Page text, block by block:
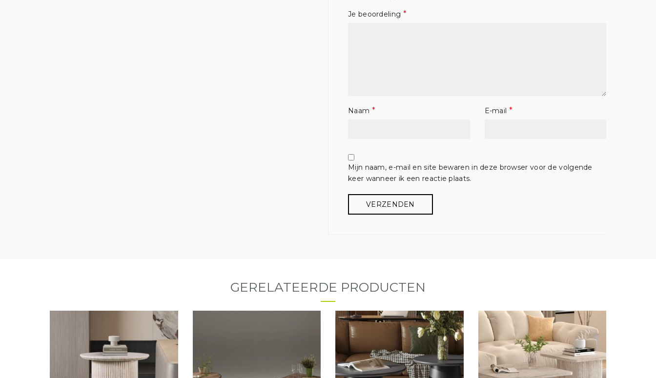
Je beoordeling *
Naam * E-mail *
Mijn naam, e-mail en site bewaren in deze browser voor de volgende
keer wanneer ik een reactie plaats.
GERELATEERDE PRODUCTEN